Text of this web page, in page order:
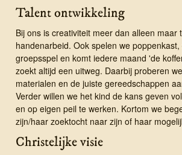
Talent ontwikkeling
Bij ons is creativiteit meer dan alleen maar
handenarbeid. Ook spelen we
groepsspel en komt iedere maand 'de
zoekt altijd een uitweg. Daarbij proberen
materialen en de juiste gereedschappen
Verder willen we het kind de kans geven
en op eigen peil te werken. Kortom we
zijn/haar zoektocht naar zijn of haar
Christelijke visie